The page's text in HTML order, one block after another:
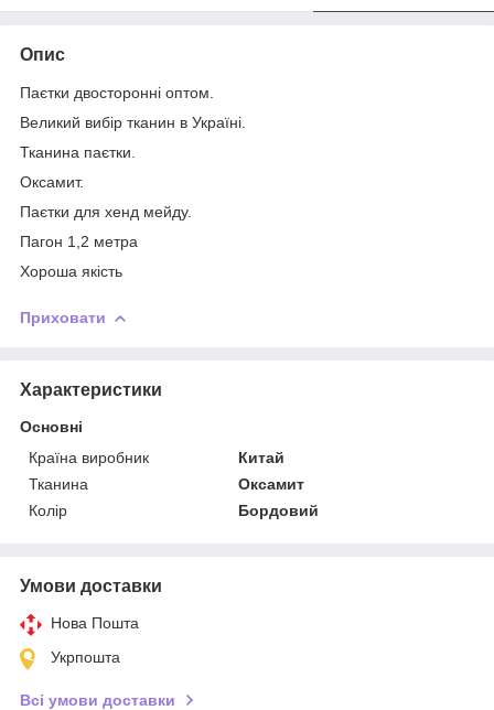
Опис
Паєтки двосторонні оптом.
Великий вибір тканин в Україні.
Тканина паєтки.
Оксамит.
Паєтки для хенд мейду.
Пагон 1,2 метра
Хороша якість
Приховати
Характеристики
Основні
Країна виробник
Китай
Тканина
Оксамит
Колір
Бордовий
Умови доставки
Нова Пошта
Укрпошта
Всі умови доставки